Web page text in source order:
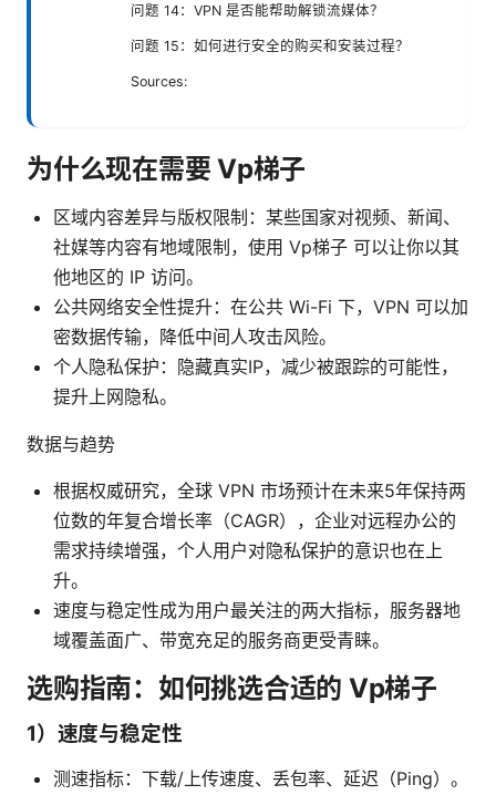
问题 14：VPN 是否能帮助解锁流媒体？
问题 15：如何进行安全的购买和安装过程？
Sources:
为什么现在需要 Vp梯子
区域内容差异与版权限制：某些国家对视频、新闻、
社媒等内容有地域限制，使用 Vp梯子 可以让你以其
他地区的 IP 访问。
公共网络安全性提升：在公共 Wi-Fi 下，VPN 可以加
密数据传输，降低中间人攻击风险。
个人隐私保护：隐藏真实IP，减少被跟踪的可能性，
提升上网隐私。
数据与趋势
根据权威研究，全球 VPN 市场预计在未来5年保持两
位数的年复合增长率（CAGR），企业对远程办公的
需求持续增强，个人用户对隐私保护的意识也在上
升。
速度与稳定性成为用户最关注的两大指标，服务器地
域覆盖面广、带宽充足的服务商更受青睐。
选购指南：如何挑选合适的 Vp梯子
1）速度与稳定性
测速指标：下载/上传速度、丢包率、延迟（Ping）。